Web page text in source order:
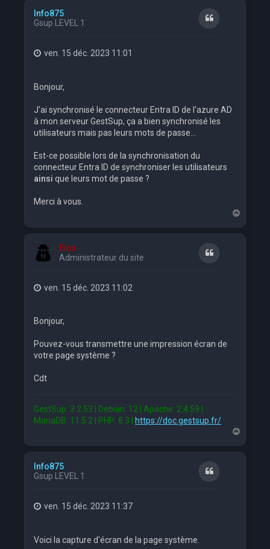
Info875
Gsup LEVEL 1
Citation
ven. 15 déc. 2023 11:01
Bonjour,
J'ai synchronisé le connecteur Entra ID de l'azure AD
à mon serveur GestSup, ça a bien synchronisé les
utilisateurs mais pas leurs mots de passe...
Est-ce possible lors de la synchronisation du
connecteur Entra ID de synchroniser les utilisateurs
ainsi que leurs mot de passe ?
Merci à vous.
a
Flox
Administrateur du site
Citation
ven. 15 déc. 2023 11:02
Bonjour,
Pouvez-vous transmettre une impression écran de
votre page système ?
Cdt
GestSup: 3.2.53 | Debian: 12 | Apache: 2.4.59 |
MariaDB: 11.5.2 | PHP: 8.3 |
https://doc.gestsup.fr/
a
Info875
Gsup LEVEL 1
Citation
ven. 15 déc. 2023 11:37
Voici la capture d'écran de la page système.